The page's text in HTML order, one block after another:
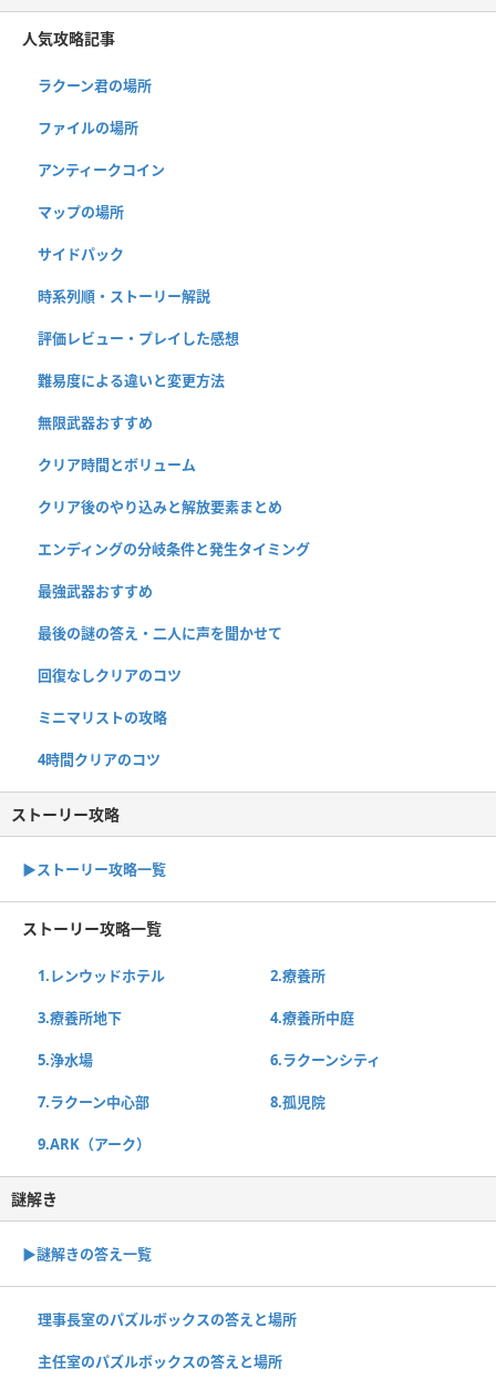
人気攻略記事
ラクーン君の場所
ファイルの場所
アンティークコイン
マップの場所
サイドパック
時系列順・ストーリー解説
評価レビュー・プレイした感想
難易度による違いと変更方法
無限武器おすすめ
クリア時間とボリューム
クリア後のやり込みと解放要素まとめ
エンディングの分岐条件と発生タイミング
最強武器おすすめ
最後の謎の答え・二人に声を聞かせて
回復なしクリアのコツ
ミニマリストの攻略
4時間クリアのコツ
ストーリー攻略
▶ストーリー攻略一覧
ストーリー攻略一覧
1.レンウッドホテル 2.療養所
3.療養所地下 4.療養所中庭
5.浄水場 6.ラクーンシティ
7.ラクーン中心部 8.孤児院
9.ARK（アーク）
謎解き
▶謎解きの答え一覧
理事長室のパズルボックスの答えと場所
主任室のパズルボックスの答えと場所